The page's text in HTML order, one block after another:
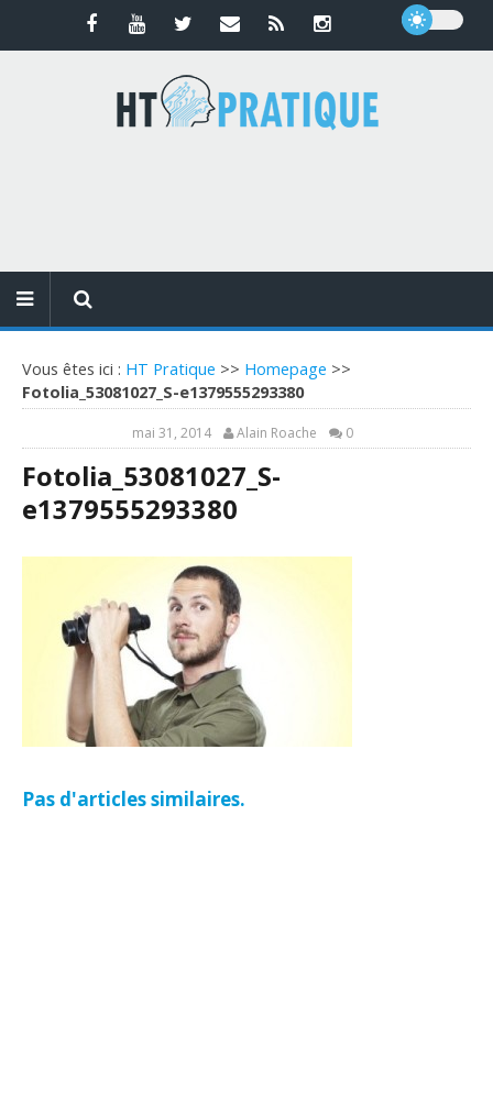
Vous êtes ici : HT Pratique >> Homepage >>
Fotolia_53081027_S-e1379555293380
mai 31, 2014 Alain Roache 0
Fotolia_53081027_S-
e1379555293380
Pas d'articles similaires.